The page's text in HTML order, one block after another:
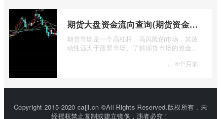
期货大盘资金流向查询(期货资金流向查询)
期货市场是一个高杠杆、高风险的市场，其波
动性远大于股票市场。了解期货市场的资金流
· 8个月前
Copyright 2015-2020 cajjl.cn ©All Rights Reserved.版权所有，未
经授权禁止复制或建立镜像，违者必究！